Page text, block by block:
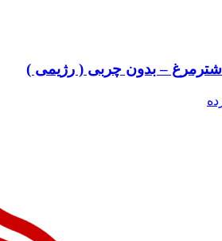
– بدون چربی ( رژیمی )